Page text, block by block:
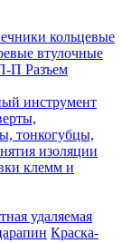
кольцевые
втулочные
П Разъем
инструмент
тонкогубцы,
изоляции
клемм и
удаляемая
Краска-